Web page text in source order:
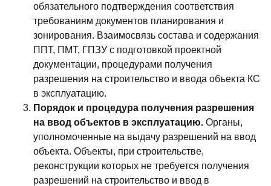
обязательного подтверждения соответствия
требованиям документов планирования и
зонирования. Взаимосвязь состава и содержания
ППТ, ПМТ, ГПЗУ с подготовкой проектной
документации, процедурами получения
разрешения на строительство и ввода объекта КС
в эксплуатацию.
Порядок и процедура получения разрешения
на ввод объектов в эксплуатацию. Органы,
уполномоченные на выдачу разрешений на ввод
объекта. Объекты, при строительстве,
реконструкции которых не требуется получения
разрешений на строительство и ввод в